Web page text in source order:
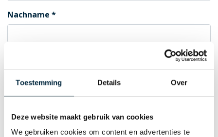
Toestemming Details Over
Deze website maakt gebruik van cookies
We gebruiken cookies om content en advertenties te
Nachname
Mann
Frau
E-Mail (Benutzername)